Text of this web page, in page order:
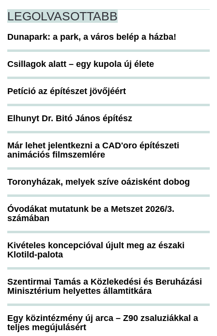
LEGOLVASOTTABB
Dunapark: a park, a város belép a házba!
Csillagok alatt – egy kupola új élete
Petíció az építészet jövőjéért
Elhunyt Dr. Bitó János építész
Már lehet jelentkezni a CAD'oro építészeti
animációs filmszemlére
Toronyházak, melyek szíve oázisként dobog
Óvodákat mutatunk be a Metszet 2026/3.
számában
Kivételes koncepcióval újult meg az északi
Klotild-palota
Szentirmai Tamás a Közlekedési és Beruházási
Minisztérium helyettes államtitkára
Egy közintézmény új arca – Z90 zsaluziákkal a
teljes megújulásért